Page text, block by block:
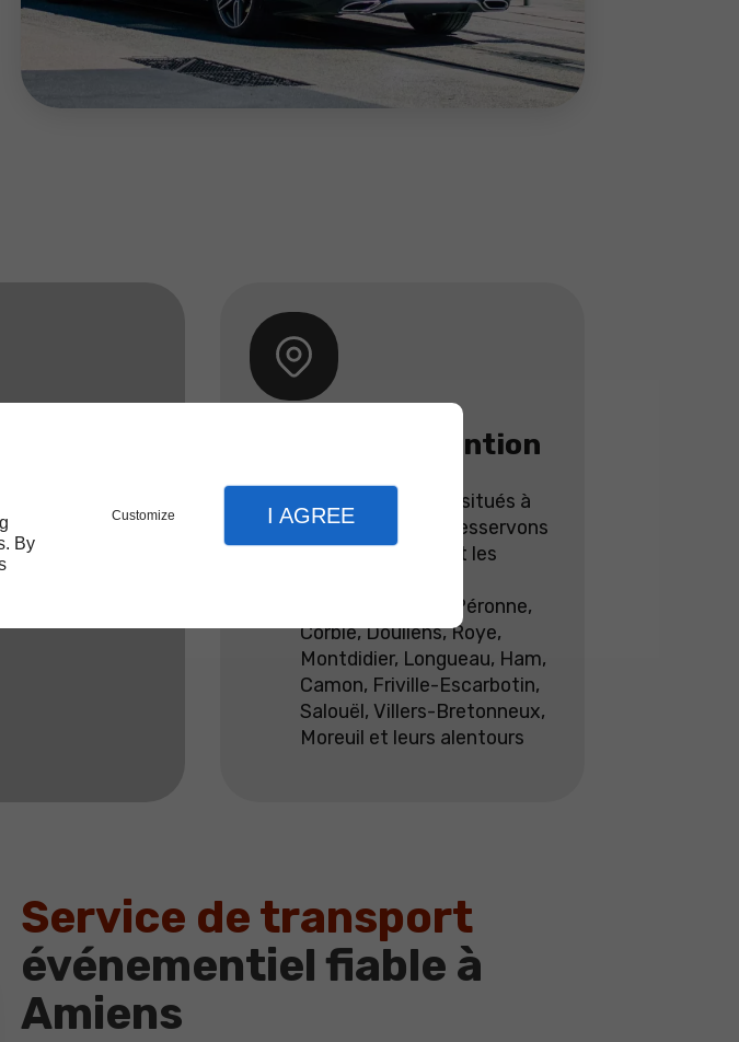
By
Customize I AGREE
Zone d'intervention
Nos bureaux sont situés à
Amiens, et nous desservons
toute la Somme et les
Abbeville, Albert, Péronne,
Corbie, Doullens, Roye,
Montdidier, Longueau, Ham,
Camon, Friville-Escarbotin,
Salouël, Villers-Bretonneux,
Moreuil et leurs alentours
Service de transport
événementiel fiable à
Amiens